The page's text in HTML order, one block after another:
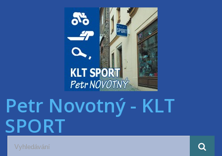
Petr Novotný - KLT
SPORT